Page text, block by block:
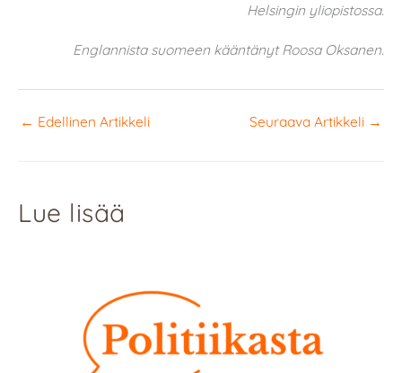
Helsingin yliopistossa.
Englannista suomeen kääntänyt Roosa Oksanen.
← Edellinen Artikkeli Seuraava Artikkeli →
Lue lisää